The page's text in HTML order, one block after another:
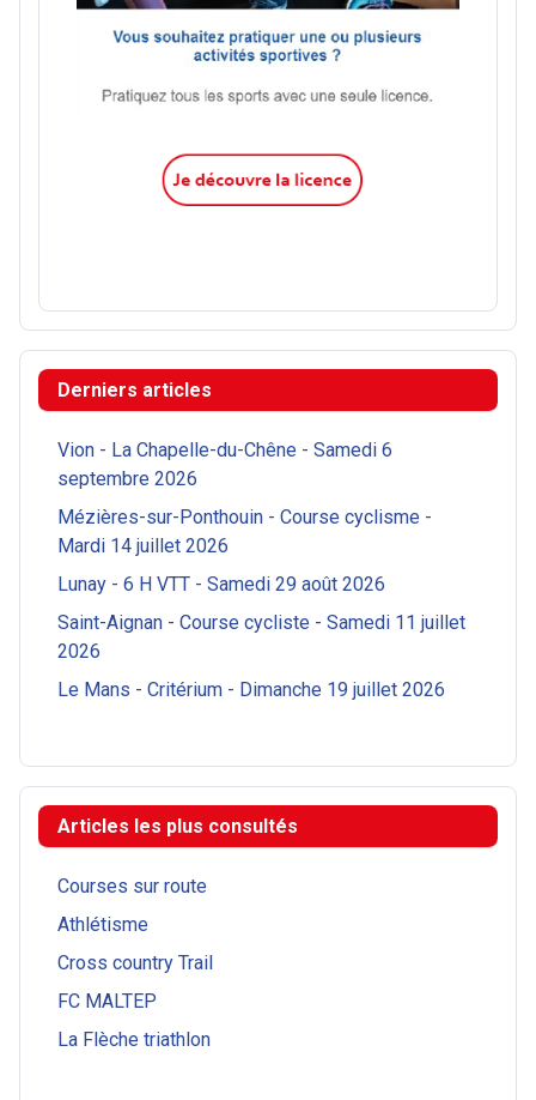
Derniers articles
Vion - La Chapelle-du-Chêne - Samedi 6
septembre 2026
Mézières-sur-Ponthouin - Course cyclisme -
Mardi 14 juillet 2026
Lunay - 6 H VTT - Samedi 29 août 2026
Saint-Aignan - Course cycliste - Samedi 11 juillet
2026
Le Mans - Critérium - Dimanche 19 juillet 2026
Articles les plus consultés
Courses sur route
Athlétisme
Cross country Trail
FC MALTEP
La Flèche triathlon